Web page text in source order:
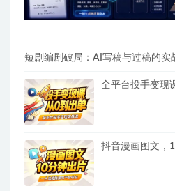
短剧编剧破局：AI写稿与过稿的实
全平台投手变现
抖音漫画图文，